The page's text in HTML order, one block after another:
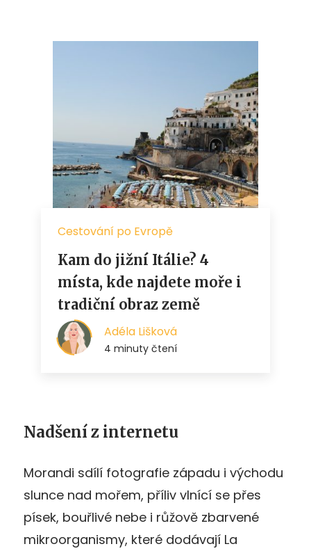
Nadšení z internetu
Morandi sdílí fotografie západu i východu
slunce nad mořem, příliv vlnící se přes
písek, bouřlivé nebe i růžově zbarvené
mikroorganismy, které dodávají La